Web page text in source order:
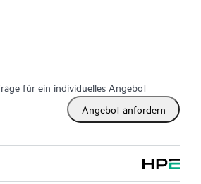
für ein individuelles Angebot
Angebot anfordern